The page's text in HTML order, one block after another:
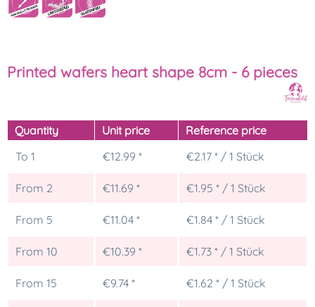
Printed wafers heart shape 8cm - 6 pieces
Quantity Unit price
Reference price
To 1 €12.99 * €2.17 * / 1 Stück
From 2 €11.69 * €1.95 * / 1 Stück
From 5 €11.04 * €1.84 * / 1 Stück
From 10 €10.39 * €1.73 * / 1 Stück
From 15 €9.74 * €1.62 * / 1 Stück